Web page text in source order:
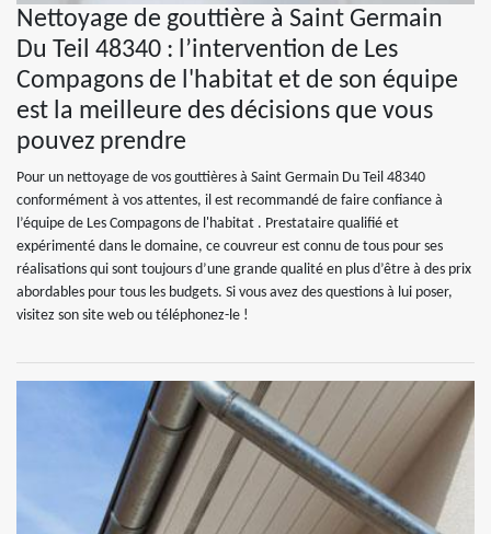
Nettoyage de gouttière à Saint Germain
Du Teil 48340 : l’intervention de Les
Compagons de l'habitat et de son équipe
est la meilleure des décisions que vous
pouvez prendre
Pour un nettoyage de vos gouttières à Saint Germain Du Teil 48340
conformément à vos attentes, il est recommandé de faire confiance à
l’équipe de Les Compagons de l'habitat . Prestataire qualifié et
expérimenté dans le domaine, ce couvreur est connu de tous pour ses
réalisations qui sont toujours d’une grande qualité en plus d’être à des prix
abordables pour tous les budgets. Si vous avez des questions à lui poser,
visitez son site web ou téléphonez-le !